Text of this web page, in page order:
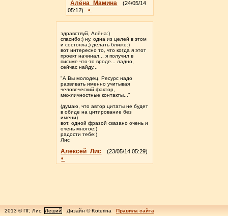
Алёна_Мамина
(24/05/14
05:12)
•
здравствуй, Алёна:)
спасибо:) ну, одна из целей в этом
и состояла;) делать ближе:)
вот интересно то, что когда я этот
проект начинал... я получил в
письме что-то вроде... ладно,
сейчас найду...
"А Вы молодец. Ресурс надо
развивать именно учитывая
человеческий фактор,
межличностные контакты..."
(думаю, что автор цитаты не будет
в обиде на цитирование без
имени)
вот, одной фразой сказано очень и
очень многое;)
радости тебе:)
Лис
Алексей_Лис (23/05/14 05:29)
•
2013 © ПГ, Лис, Леший Дизайн © Koterina
Правила сайта